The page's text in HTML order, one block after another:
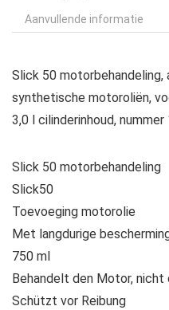
Aanvullende informatie
Slick 50
synthetische motoroliën,
3,0 l cilinderinhoud, nummer
Slick 50 motorbehandeling
Slick50
Toevoeging motorolie
Met langdurige
750 ml
Behandelt den Motor, nicht
Schützt vor Reibung